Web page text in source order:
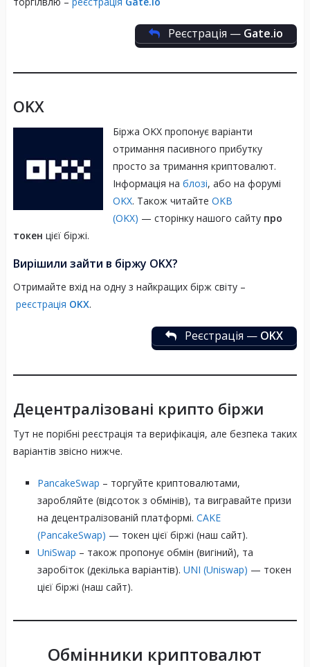
Заповнити форму
П’ять найкращих коментарів до відео також
отримають мерч.
Реєстрація — Gate.io
OKX
Біржа OKX пропонує варіанти
отримання пасивного прибутку
просто за тримання криптовалют.
Інформація на блозі, або на форумі
OKX. Також читайте OKB
(OKX) — сторінку нашого сайту про
токен цієї біржі.
Вирішили зайти в біржу OKX?
Отримайте вхід на одну з найкращих бірж світу –
реєстрація OKX.
Реєстрація — OKX
Децентралізовані крипто біржи
Тут не порібні реєстрація та верифікація, але безпека таких
варіантів звісно нижче.
PancakeSwap – торгуйте криптовалютами,
заробляйте (відсоток з обмінів), та вигравайте призи
на децентралізованій платформі. CAKE
(PancakeSwap) — токен цієї біржі (наш сайт).
UniSwap – також пропонує обмін (вигіний), та
заробіток (декілька варіантів). UNI (Uniswap) — токен
цієї біржі (наш сайт).
Обмінники криптовалют